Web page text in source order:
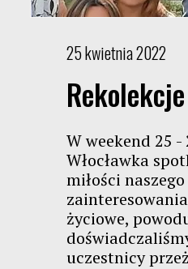
25 kwietnia 2022
W weekend 25
Włocławka
miłości
życiowe,
uczestnicy